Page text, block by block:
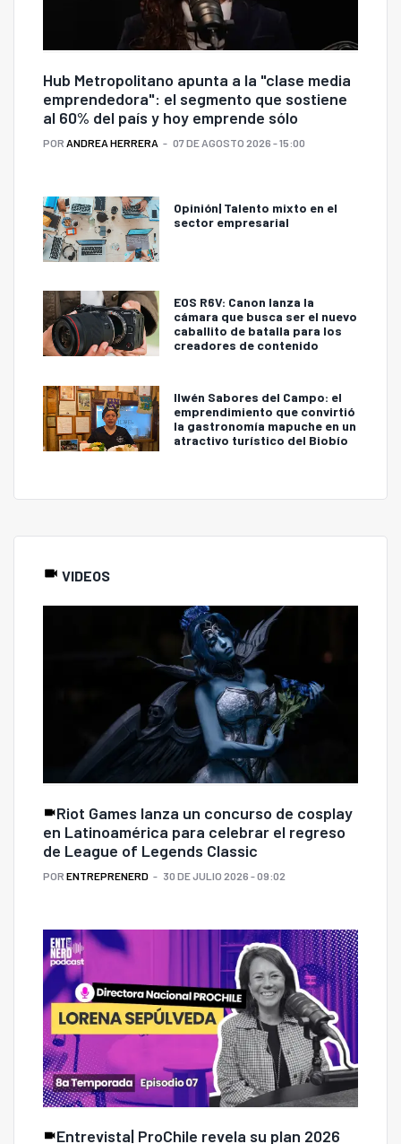
Hub Metropolitano apunta a la "clase media
emprendedora": el segmento que sostiene
al 60% del país y hoy emprende sólo
POR ANDREA HERRERA 07 DE AGOSTO 2026 - 15:00
Opinión| Talento mixto en el
sector empresarial
EOS R6V: Canon lanza la
cámara que busca ser el nuevo
caballito de batalla para los
creadores de contenido
Ilwén Sabores del Campo: el
emprendimiento que convirtió
la gastronomía mapuche en un
atractivo turístico del Biobío
VIDEOS
Riot Games lanza un concurso de cosplay
en Latinoamérica para celebrar el regreso
de League of Legends Classic
POR ENTREPRENERD 30 DE JULIO 2026 - 09:02
Entrevista| ProChile revela su plan 2026